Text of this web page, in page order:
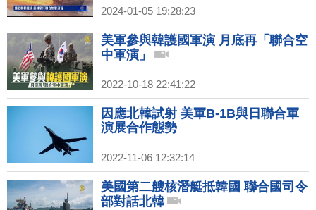
2024-01-05 19:28:23
美軍參與韓護國軍演 月底再「聯合空
中軍演」
2022-10-18 22:41:22
因應北韓試射 美軍B-1B與日聯合軍
演展合作態勢
2022-11-06 12:32:14
美國第二艘核潛艇抵韓國 聯合國司令
部對話北韓